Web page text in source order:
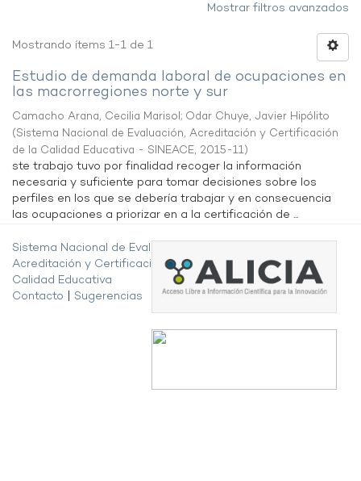
Mostrar filtros avanzados
Mostrando ítems 1-1 de 1
Estudio de demanda laboral de ocupaciones en
las macrorregiones norte y sur
Camacho Arana, Cecilia Marisol; Odar Chuye, Javier Hipólito
(Sistema Nacional de Evaluación, Acreditación y Certificación
de la Calidad Educativa - SINEACE, 2015-11)
ste trabajo tuvo por finalidad recoger la información
necesaria y suficiente para tomar decisiones sobre los
perfiles en los que se debería trabajar y en consecuencia
las ocupaciones a priorizar en a la certificación de ...
Sistema Nacional de Evaluación,
Acreditación y Certificación de la
Calidad Educativa
Contacto
Sugerencias